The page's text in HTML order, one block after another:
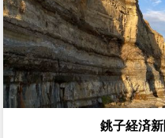
銚子経済